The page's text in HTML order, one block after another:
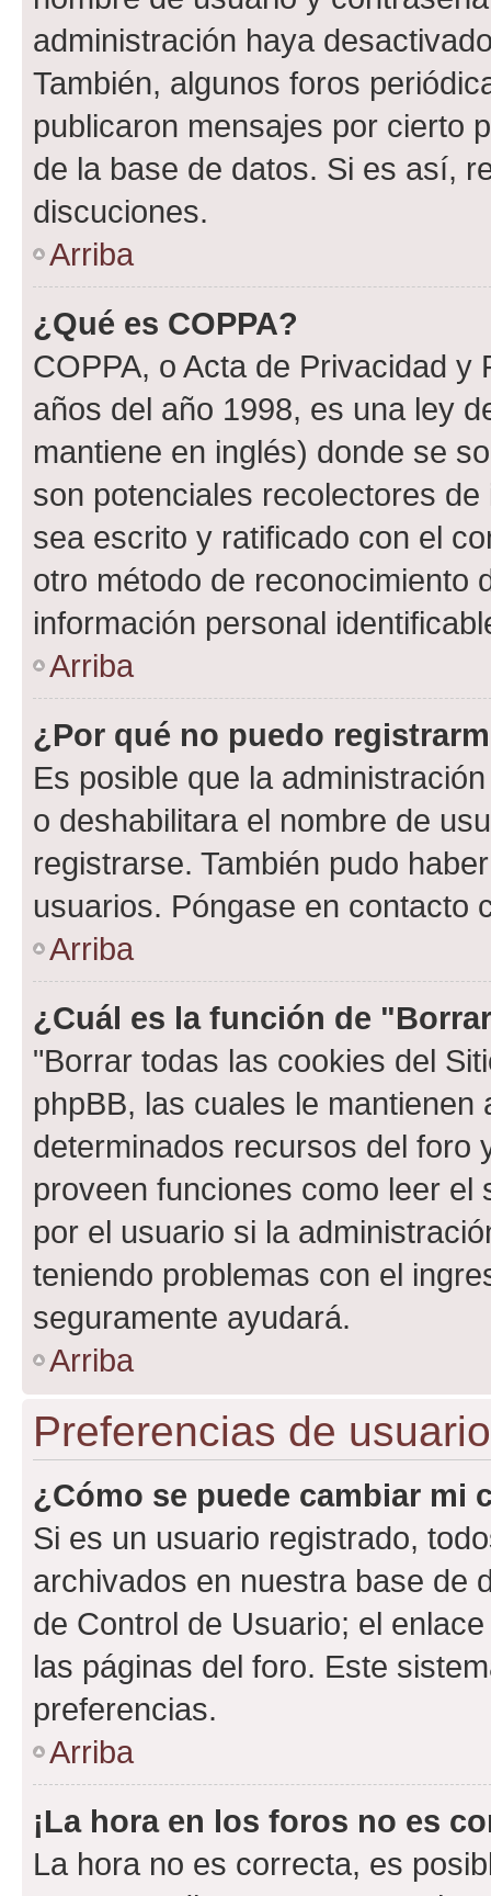
administración haya
También, algunos foros
publicaron mensajes por cierto
de la base de datos. Si es así,
discuciones.
Arriba
¿Qué es COPPA?
COPPA, o Acta de Privacidad
años del año 1998, es una ley
mantiene en inglés) donde se
son potenciales recolectores
sea escrito y ratificado con el
otro método de reconocimiento
información personal
Arriba
¿Por qué no puedo
Es posible que la
o deshabilitara el nombre de
registrarse. También pudo
usuarios. Póngase en contacto
Arriba
¿Cuál es la función de
"Borrar todas las cookies del
phpBB, las cuales le
determinados recursos del foro
proveen funciones como leer el
por el usuario si la
teniendo problemas con el
seguramente ayudará.
Arriba
Preferencias de
¿Cómo se puede cambiar mi
Si es un usuario registrado,
archivados en nuestra base de
de Control de Usuario; el
las páginas del foro. Este
preferencias.
Arriba
¡La hora en los foros no es
La hora no es correcta, es